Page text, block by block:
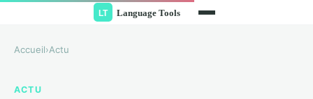
Accueil›Actu
ACTU